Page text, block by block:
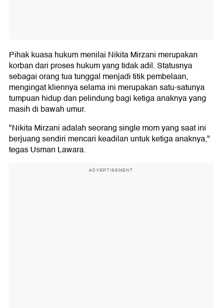
Pihak kuasa hukum menilai Nikita Mirzani merupakan
korban dari proses hukum yang tidak adil. Statusnya
sebagai orang tua tunggal menjadi titik pembelaan,
mengingat kliennya selama ini merupakan satu-satunya
tumpuan hidup dan pelindung bagi ketiga anaknya yang
masih di bawah umur.
"Nikita Mirzani adalah seorang single mom yang saat ini
berjuang sendiri mencari keadilan untuk ketiga anaknya,"
tegas Usman Lawara.
ADVERTISEMENT